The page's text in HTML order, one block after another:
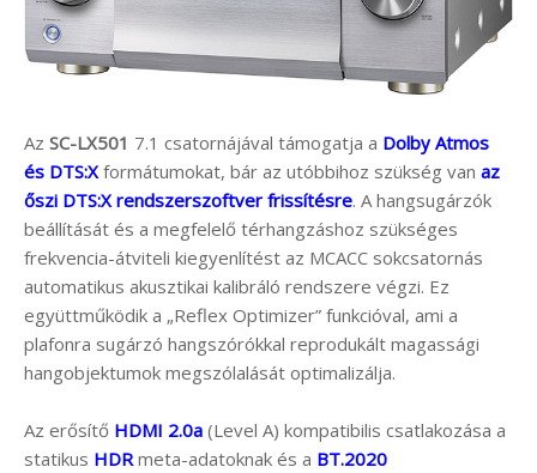
Az SC-LX501 7.1 csatornájával támogatja a Dolby Atmos
és DTS:Xformátumokat, bár az utóbbihoz szükség van az
őszi DTS:X rendszerszoftver frissítésre. A hangsugárzók
beállítását és a megfelelő térhangzáshoz szükséges
frekvencia-átviteli kiegyenlítést az MCACC sokcsatornás
automatikus akusztikai kalibráló rendszere végzi. Ez
együttműködik a „Reflex Optimizer” funkcióval, ami a
plafonra sugárzó hangszórókkal reprodukált magassági
hangobjektumok megszólalását optimalizálja.
Az erősítő HDMI 2.0a (Level A) kompatibilis csatlakozása a
statikus HDRmeta-adatoknak és a BT.2020